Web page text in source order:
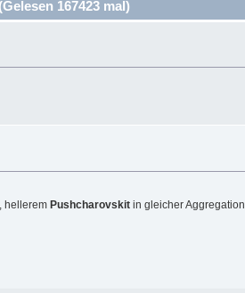
167423 mal)
hellerem Pushcharovskitin gleicher Aggregation